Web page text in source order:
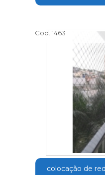
Cod.:1463
colocação de